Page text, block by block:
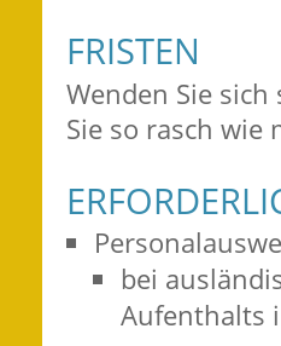
FRISTEN
Wenden Sie
Sie so rasch wie
bei
Aufenthalts